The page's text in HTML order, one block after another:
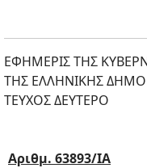
ΕΦΗΜΕΡΙΣ ΤΗΣ
ΤΗΣ ΕΛΛΗΝΙΚΗΣ
ΤΕΥΧΟΣ ΔΕΥΤΕΡΟ
Αριθμ. 63893/ΙΑ